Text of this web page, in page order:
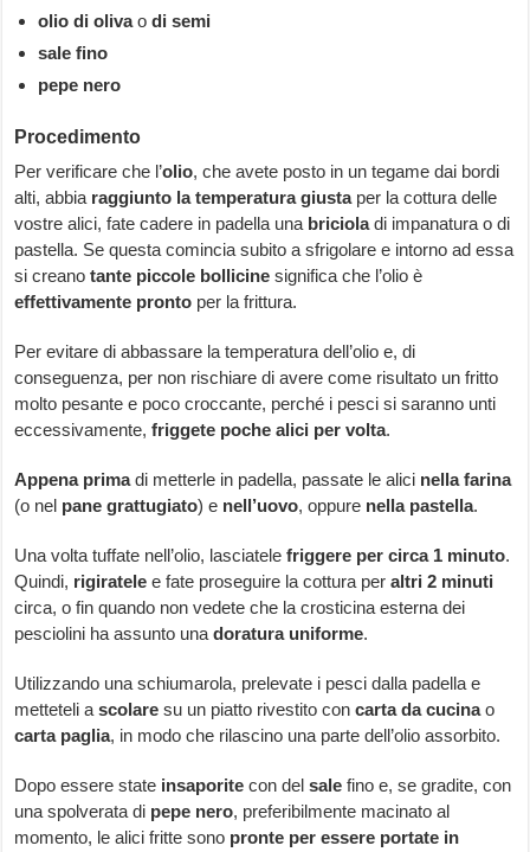
olio di olivaodi semi
sale fino
pepe nero
Procedimento
Per verificare che l’olio, che avete posto in un tegame dai bordi
alti, abbia raggiunto la temperatura giustaper la cottura delle
vostre alici, fate cadere in padella una bricioladi impanatura o di
pastella. Se questa comincia subito a sfrigolare e intorno ad essa
si creano tante piccole bollicine significa che l’olio è
effettivamente pronto per la frittura.
Per evitare di abbassare la temperatura dell’olio e, di
conseguenza, per non rischiare di avere come risultato un fritto
molto pesante e poco croccante, perché i pesci si saranno unti
eccessivamente, friggete poche alici per volta.
Appena primadi metterle in padella, passate le alici nella farina
(o nel pane grattugiato) e nell’uovo, oppure nella pastella.
Una volta tuffate nell’olio, lasciatele friggere per circa 1 minuto.
Quindi, rigiratele e fate proseguire la cottura peraltri 2 minuti
circa, o fin quando non vedete che la crosticina esterna dei
pesciolini ha assunto unadoratura uniforme.
Utilizzando una schiumarola, prelevate i pesci dalla padella e
metteteli ascolare su un piatto rivestito concarta da cucinao
carta paglia, in modo che rilascino una parte dell’olio assorbito.
Dopo essere state insaporite con delsale fino e, se gradite, con
una spolverata di pepe nero, preferibilmente macinato al
momento, le alici fritte sono pronte per essere portate in